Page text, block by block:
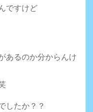
ですけど
あるのか分からんけ
したか？？